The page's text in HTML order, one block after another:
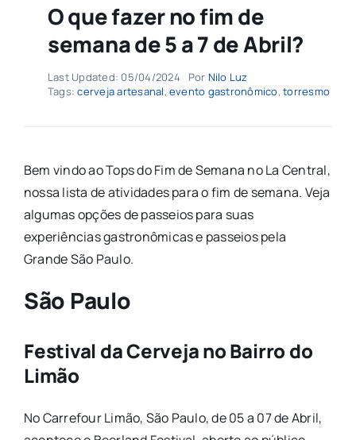
O que fazer no fim de
semana de 5 a 7 de Abril?
Last Updated: 05/04/2024 Por Nilo Luz
Tags:cerveja artesanal,evento gastronômico,torresmo
Bem vindo ao Tops do Fim de Semana no La Central,
nossa lista de atividades para o fim de semana. Veja
algumas opções de passeios para suas
experiências gastronômicas e passeios pela
Grande São Paulo.
São Paulo
Festival da Cerveja no Bairro do
Limão
No Carrefour Limão, São Paulo, de 05 a 07 de Abril,